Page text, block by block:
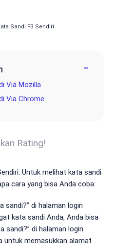
Sandi FB Sendiri
−
Via Mozilla
Via Chrome
Rating!
Untuk melihat kata sandi
cara yang bisa Anda coba:
sandi?” di halaman login
kata sandi Anda, Anda bisa
sandi?” di halaman login
untuk memasukkan alamat